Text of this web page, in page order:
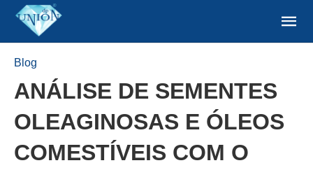
Blog
ANÁLISE DE SEMENTES
OLEAGINOSAS E ÓLEOS
COMESTÍVEIS COM O